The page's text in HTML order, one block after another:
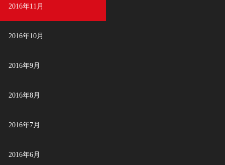
2016年11月
2016年10月
2016年9月
2016年8月
2016年7月
2016年6月